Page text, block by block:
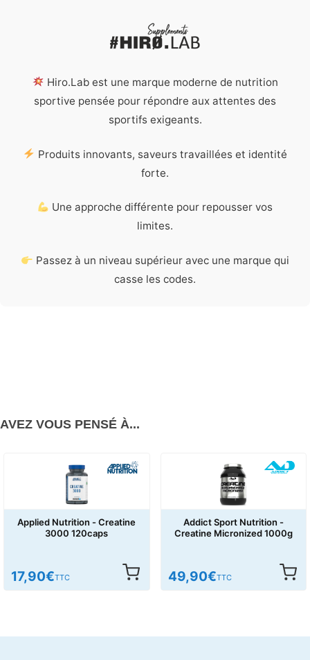
Hiro.Lab est une marque moderne de nutrition
sportive pensée pour répondre aux attentes des
sportifs exigeants.
Produits innovants, saveurs travaillées et identité
forte.
Une approche différente pour repousser vos
limites.
Passez à un niveau supérieur avec une marque qui
casse les codes.
AVEZ VOUS PENSÉ À...
Applied Nutrition - Creatine
3000 120caps
17,90€TTC
Addict Sport Nutrition -
Creatine Micronized 1000g
49,90€TTC